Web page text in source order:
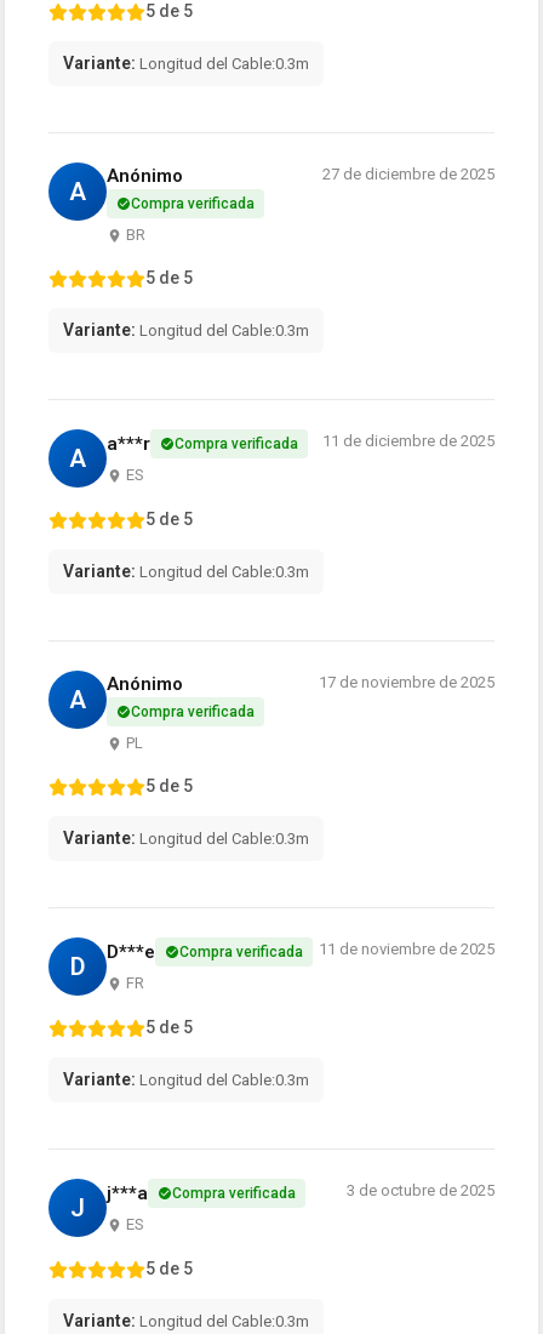
5 de 5
Variante: Longitud del Cable:0.3m
A
Anónimo
Compra verificada
BR
27 de diciembre de 2025
5 de 5
Variante: Longitud del Cable:0.3m
A a***r Compra verificada
ES
11 de diciembre de 2025
5 de 5
Variante: Longitud del Cable:0.3m
A
Anónimo
Compra verificada
PL
17 de noviembre de 2025
5 de 5
Variante: Longitud del Cable:0.3m
D D***e Compra verificada
FR
11 de noviembre de 2025
5 de 5
Variante: Longitud del Cable:0.3m
J j***a Compra verificada
ES
3 de octubre de 2025
5 de 5
Variante: Longitud del Cable:0.3m